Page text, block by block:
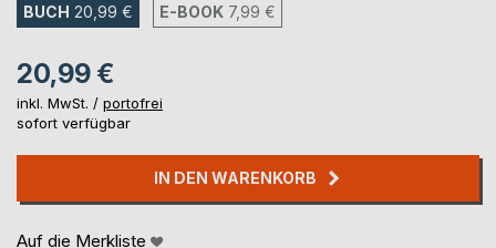
BUCH 20,99 € E-BOOK 7,99 €
20,99 €
inkl. MwSt. / portofrei
sofort verfügbar
IN DEN WARENKORB
Auf die Merkliste